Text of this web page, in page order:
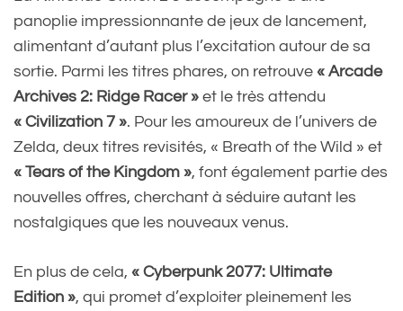
panoplie impressionnante de jeux de lancement,
alimentant d’autant plus l’excitation autour de sa
sortie. Parmi les titres phares, on retrouve « Arcade
Archives 2: Ridge Racer » et le très attendu
« Civilization 7 ». Pour les amoureux de l’univers de
Zelda, deux titres revisités, « Breath of the Wild » et
« Tears of the Kingdom », font également partie des
nouvelles offres, cherchant à séduire autant les
nostalgiques que les nouveaux venus.
En plus de cela, « Cyberpunk 2077: Ultimate
Edition », qui promet d’exploiter pleinement les